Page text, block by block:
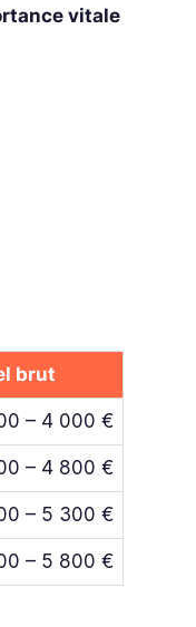
vitale
brut
– 4 000 €
– 4 800 €
– 5 300 €
– 5 800 €